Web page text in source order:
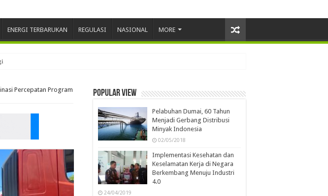
ENERGI TERBARUKAN REGULASI NASIONAL MORE
dalam Percepatan Pengembangan Biomassa
Percepatan Program
Popular view
Pelabuhan Dumai, 60 Tahun
Menjadi Gerbang Distribusi
Minyak Indonesia
02/05/2018
Implementasi Kesehatan dan
Keselamatan Kerja di Negara
Berkembang Menuju Industri
4.0
24/04/2019